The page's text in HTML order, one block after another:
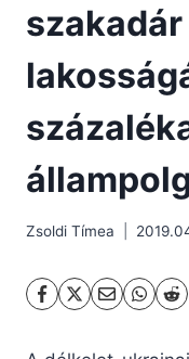
Zsoldi Tímea